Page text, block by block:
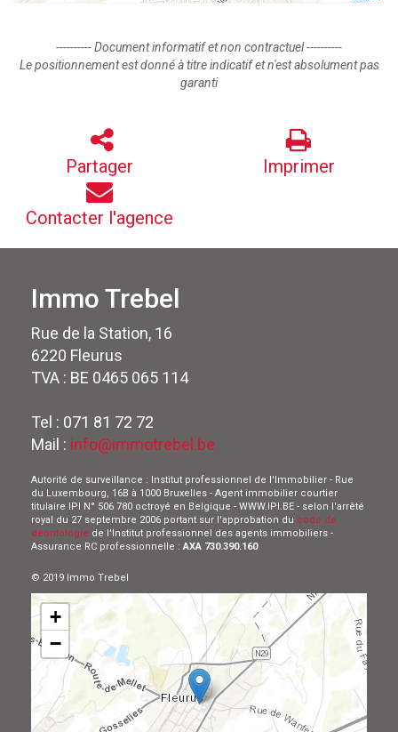
---------- Document informatif et non contractuel ----------
Le positionnement est donné à titre indicatif et n'est absolument pas
garanti
Partager Imprimer
Contacter l'agence
Immo Trebel
Rue de la Station, 16
6220 Fleurus
TVA : BE 0465 065 114
Tel : 071 81 72 72
Mail : info@immotrebel.be
Autorité de surveillance : Institut professionnel de l'Immobilier - Rue
du Luxembourg, 16B à 1000 Bruxelles - Agent immobilier courtier
titulaire IPI N° 506 780 octroyé en Belgique - WWW.IPI.BE - selon l'arrêté
royal du 27 septembre 2006 portant sur l'approbation du code de
déontologie de l'Institut professionnel des agents immobiliers -
Assurance RC professionnelle :AXA 730.390.160
© 2019 Immo Trebel
+
−